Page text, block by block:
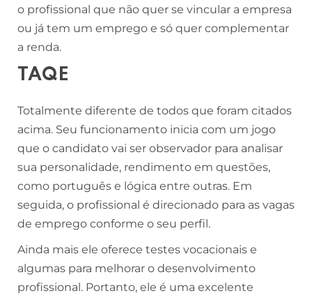
o profissional que não quer se vincular a empresa
ou já tem um emprego e só quer complementar
a renda.
TAQE
Totalmente diferente de todos que foram citados
acima. Seu funcionamento inicia com um jogo
que o candidato vai ser observador para analisar
sua personalidade, rendimento em questões,
como português e lógica entre outras. Em
seguida, o profissional é direcionado para as vagas
de emprego conforme o seu perfil.
Ainda mais ele oferece testes vocacionais e
algumas para melhorar o desenvolvimento
profissional. Portanto, ele é uma excelente